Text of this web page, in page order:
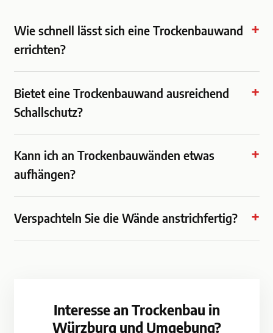
Wie schnell lässt sich eine Trockenbauwand
errichten?
Bietet eine Trockenbauwand ausreichend
Schallschutz?
Kann ich an Trockenbauwänden etwas
aufhängen?
Verspachteln Sie die Wände anstrichfertig?
Interesse an Trockenbau in
Würzburg und Umgebung?